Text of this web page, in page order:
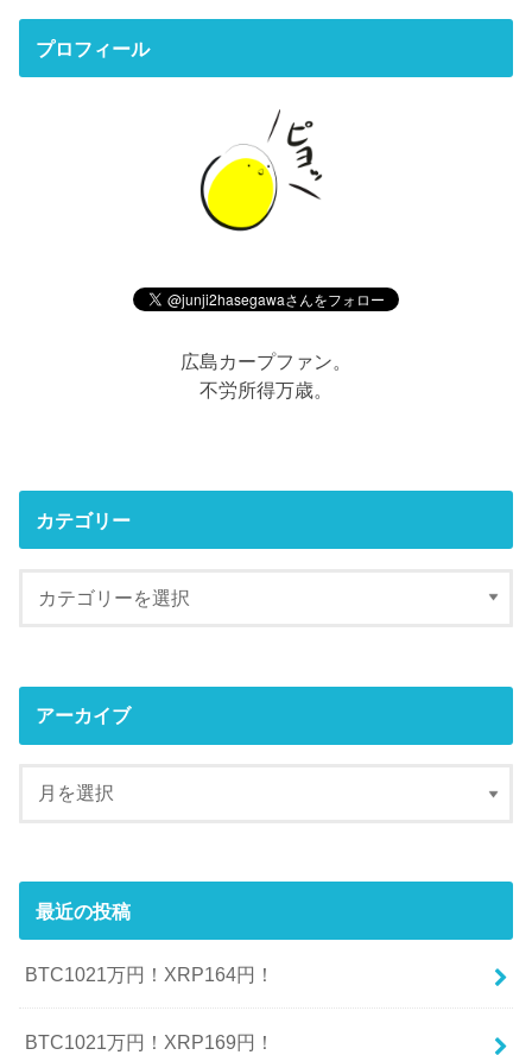
プロフィール
広島カープファン。
不労所得万歳。
カテゴリー
アーカイブ
最近の投稿
BTC1021万円！XRP164円！
BTC1021万円！XRP169円！